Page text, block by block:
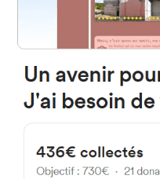
48640
Bidea